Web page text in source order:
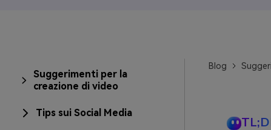
Suggerimenti per la
creazione di video
Tips sui Social Media
Blog